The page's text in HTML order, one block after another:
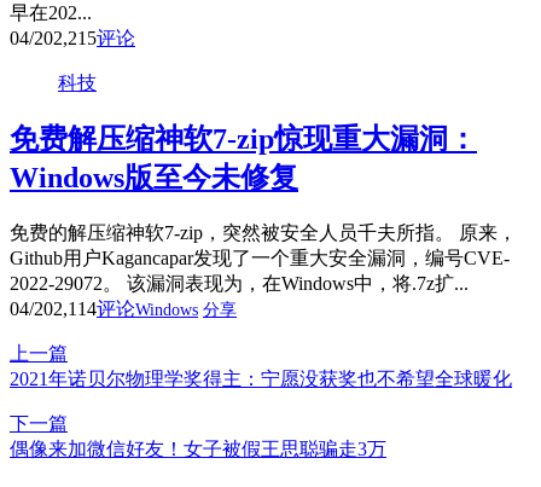
早在202...
04/202,215评论
科技
免费解压缩神软7-zip惊现重大漏洞：
Windows版至今未修复
免费的解压缩神软7-zip，突然被安全人员千夫所指。 原来，
Github用户Kagancapar发现了一个重大安全漏洞，编号CVE-
2022-29072。 该漏洞表现为，在Windows中，将.7z扩...
04/202,114评论Windows 分享
上一篇
2021年诺贝尔物理学奖得主：宁愿没获奖也不希望全球暖化
下一篇
偶像来加微信好友！女子被假王思聪骗走3万